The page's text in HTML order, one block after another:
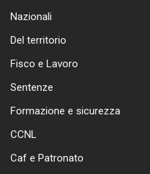
Nazionali
Del territorio
Fisco e Lavoro
Sentenze
Formazione e sicurezza
CCNL
Caf e Patronato